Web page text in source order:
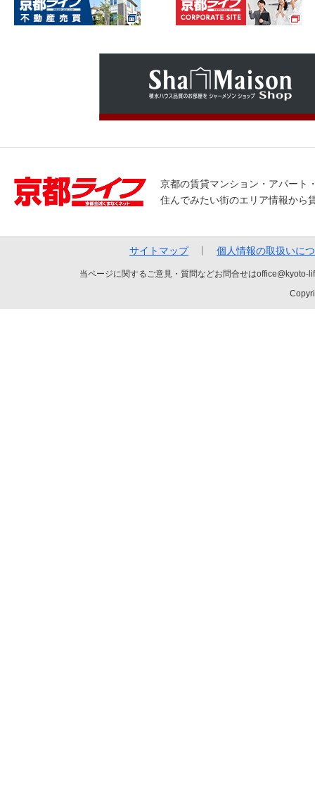
京都の賃貸マンション・アパート
住んでみたい街のエリア情報から
サイトマップ 個人情報の取扱いに
当ページに関するご意見・質問などお問合せは